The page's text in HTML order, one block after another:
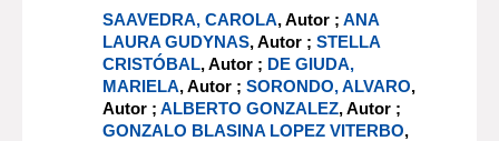
SAAVEDRA, CAROLA, Autor ;ANA
LAURA GUDYNAS, Autor ;STELLA
CRISTÓBAL, Autor ; DE GIUDA,
MARIELA, Autor ;SORONDO, ALVARO,
Autor ;ALBERTO GONZALEZ, Autor ;
GONZALO BLASINA LOPEZ VITERBO,